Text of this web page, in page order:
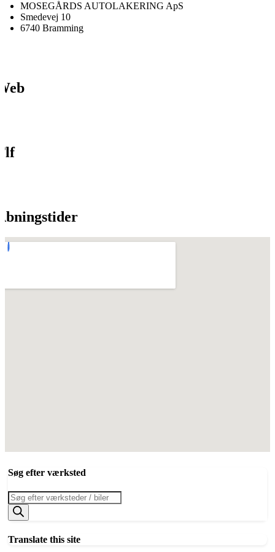
MOSEGÅRDS AUTOLAKERING ApS
Smedevej 10
6740 Bramming
Søg efter værksted
Products
search
Translate this site